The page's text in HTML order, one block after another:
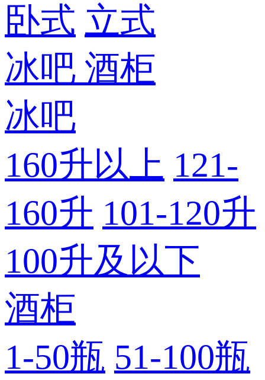
卧式 立式
冰吧 酒柜
冰吧
160升以上 121-
160升 101-120升
100升及以下
酒柜
1-50瓶 51-100瓶